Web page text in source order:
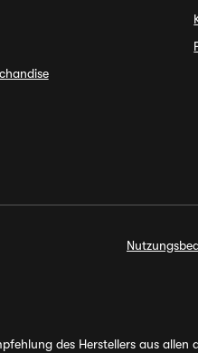
des Herstellers aus